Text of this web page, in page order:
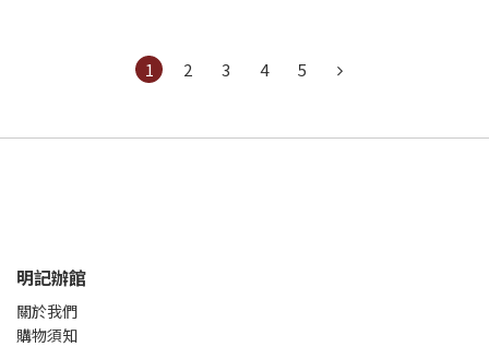
1 2 3 4 5
明記辦館
關於我們
購物須知